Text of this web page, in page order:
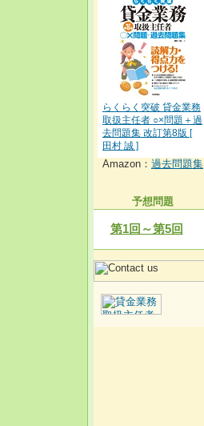
らくらく突破 貸金業務
取扱主任者 ○×問題＋過
去問題集 改訂第8版 [
田村 誠 ]
Amazon： 過去問題集
予想問題
第1回～第5回